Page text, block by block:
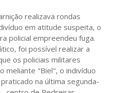
realizava rondas
em atitude suspeita, o
policial empreendeu fuga.
foi possível realizar a
os policiais militares
meliante "Biel", o indivíduo
na última segunda-